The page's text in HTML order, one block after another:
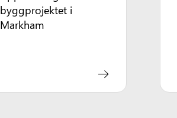
byggprojektet i
Markham